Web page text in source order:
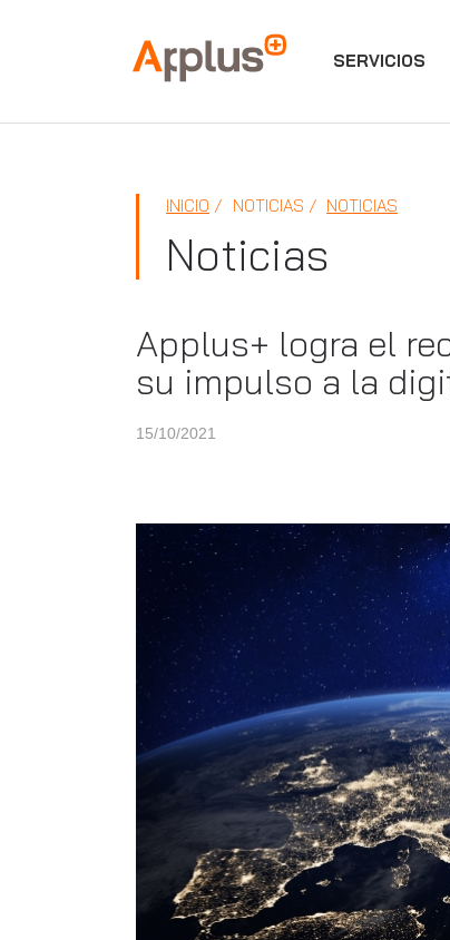
Applus+ SERVICIOS
INICIO NOTICIAS NOTICIAS
Noticias
Applus+ logra el
su impulso a la
15/10/2021